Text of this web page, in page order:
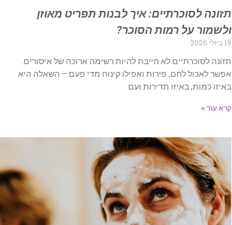
תזונה לסוכרתיים: איך לבנות תפריט מאוזן
ולשמור על רמות הסוכר?
19 ביולי 2026
תזונה לסוכרתיים לא חייבת להיות רשימה ארוכה של איסורים.
אפשר לאכול לחם, פירות ואפילו קינוח מדי פעם – השאלה היא
באיזו כמות, באיזו תדירות ועם
קרא עוד »